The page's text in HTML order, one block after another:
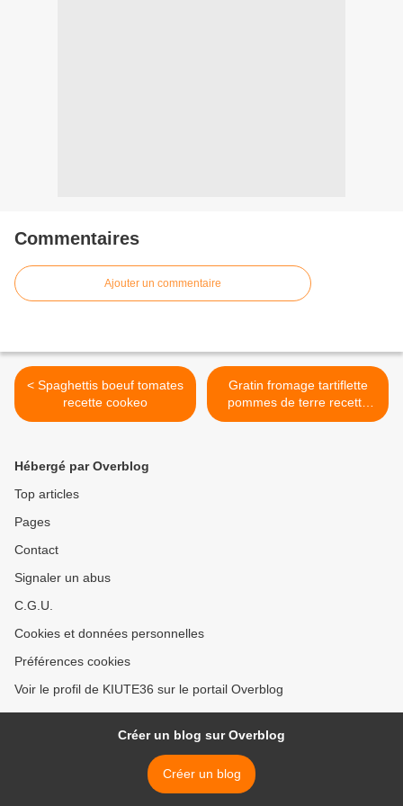
Commentaires
Ajouter un commentaire
< Spaghettis boeuf tomates
recette cookeo
Gratin fromage tartiflette
pommes de terre recette
cookeo >
Hébergé par Overblog
Top articles
Pages
Contact
Signaler un abus
C.G.U.
Cookies et données personnelles
Préférences cookies
Voir le profil de KIUTE36 sur le portail Overblog
Créer un blog sur Overblog
Créer un blog